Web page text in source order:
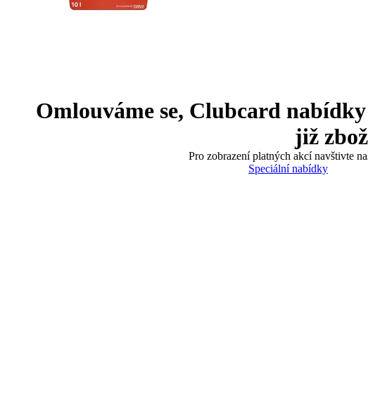
Omlouváme se, Clubcard
již
Pro zobrazení platných akcí navštivte
Speciální nabídky